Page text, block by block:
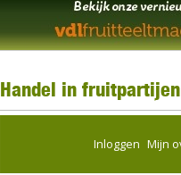
Handel in fruitpartijen